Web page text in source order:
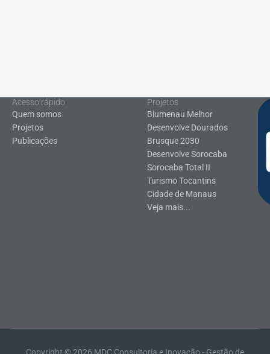
Acesso rápido
Quem somos
Projetos
Publicações
Projetos
Blumenau Melhor
Desenvolve Dourados
Brusque 2030
Desenvolve Sorocaba
Sorocaba Total II
Turismo Tocantins
Cidade de Manaus
Veja mais...